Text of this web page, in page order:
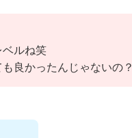
ベルね笑
良かったんじゃないの？